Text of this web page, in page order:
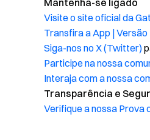
Mantenha-se ligado
Visite o site oficial da
Transfira a App |
Siga-nos no X (Twitter)
Participe na nossa
Interaja com a nossa
Transparência e
Verifique a nossa Prova